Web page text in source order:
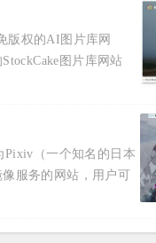
心
版权的AI图片库网
图片库网站
，免版权可商用，无
无需注册，即可免
Pixiv（一个知名的日本
服务的网站，用户可
下直接在国内网络上